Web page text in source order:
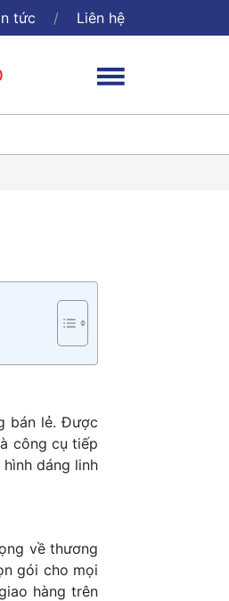
tức Liên hệ
bán lẻ. Được
công cụ tiếp
dáng linh
về thương
gói cho mọi
hàng trên